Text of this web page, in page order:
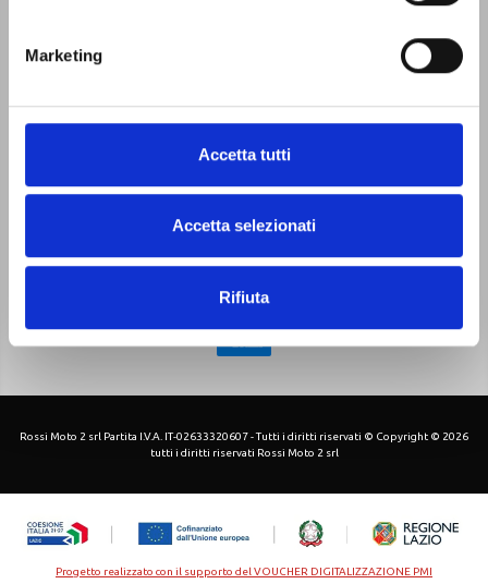
Marketing
Accetta tutti
Accetta selezionati
Rifiuta
Chi siamo
Contatti
Pagamenti
Sitemap
Rossi Moto 2 srl Partita I.V.A. IT-02633320607 - Tutti i diritti riservati © Copyright © 2026
tutti i diritti riservati Rossi Moto 2 srl
Progetto realizzato con il supporto del VOUCHER DIGITALIZZAZIONE PMI